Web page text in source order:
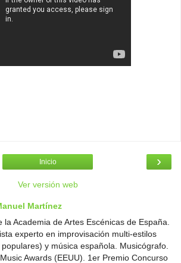
›
Inicio
Ver versión web
Martínez
la Academia de Artes Escénicas de España.
experto en improvisación multi-estilos
y música española. Musicógrafo.
Awards (EEUU). 1er Premio Concurso